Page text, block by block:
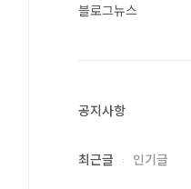
블로그뉴스
공지사항
최근글 인기글